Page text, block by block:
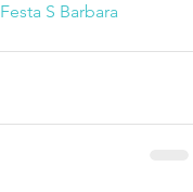
Festa S Barbara